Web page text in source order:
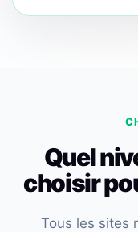
Quel
choisir
Tous les sites